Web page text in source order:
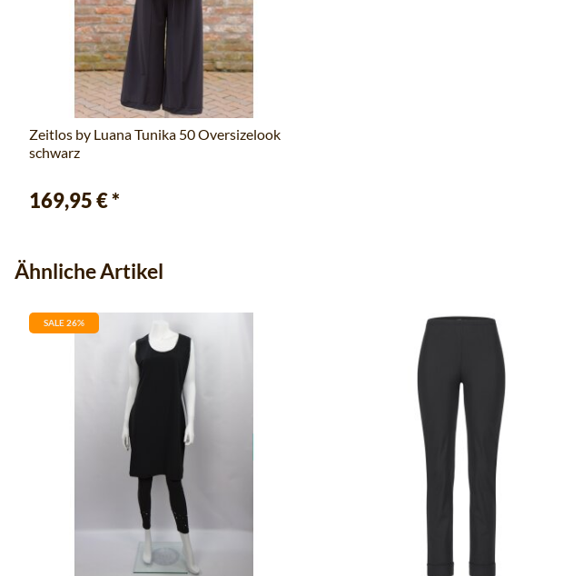
Zeitlos by Luana Tunika 50 Oversizelook
schwarz
169,95 €*
Ähnliche Artikel
SALE 26%